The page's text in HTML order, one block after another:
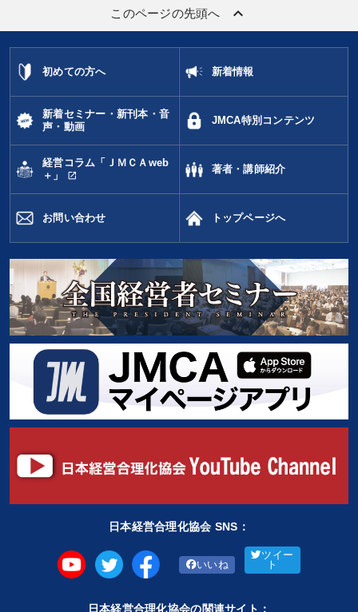
このページの先頭へ keyboard_arrow_up
初めての方へ 新着情報
新着セミナー・新刊本・音
声・動画
JMCA特別コンテンツ
経営コラム「ＪＭＣＡweb
＋」
open_in_new
著者・講師紹介
お問い合わせ トップページへ
日本経営合理化協会 SNS：
いいね
ツイー
ト
日本経営合理化協会の関連サイト：